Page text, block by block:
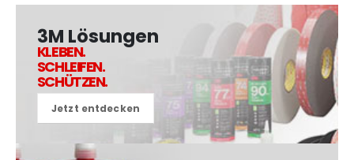
3M Lösungen
KLEBEN.
SCHLEIFEN.
SCHÜTZEN.
Jetzt entdecken